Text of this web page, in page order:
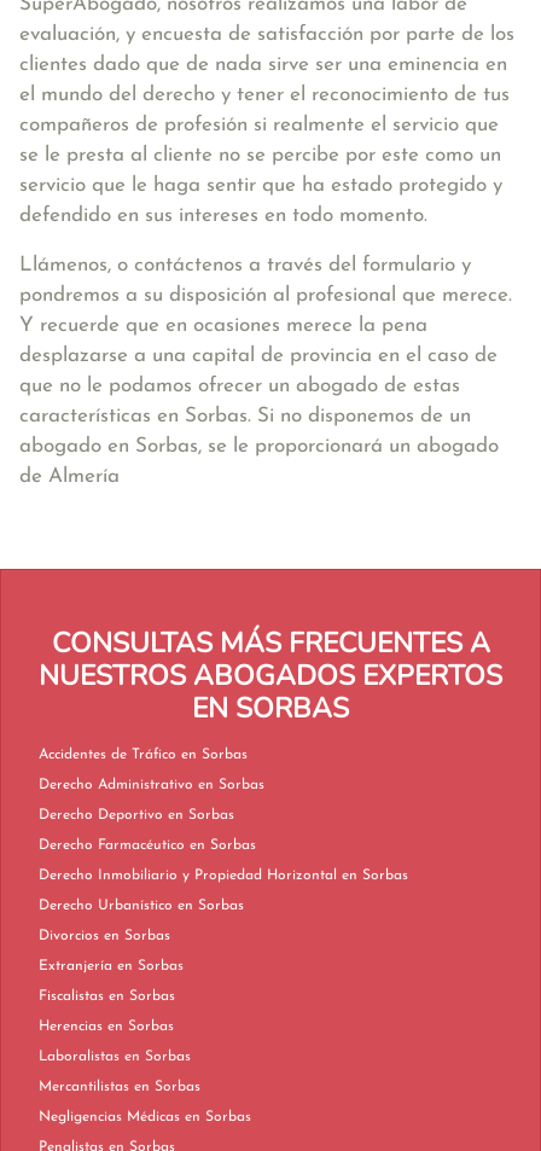
SuperAbogado, nosotros realizamos una labor de
evaluación, y encuesta de satisfacción por parte de los
clientes dado que de nada sirve ser una eminencia en
el mundo del derecho y tener el reconocimiento de tus
compañeros de profesión si realmente el servicio que
se le presta al cliente no se percibe por este como un
servicio que le haga sentir que ha estado protegido y
defendido en sus intereses en todo momento.
Llámenos, o contáctenos a través del formulario y
pondremos a su disposición al profesional que merece.
Y recuerde que en ocasiones merece la pena
desplazarse a una capital de provincia en el caso de
que no le podamos ofrecer un abogado de estas
características en Sorbas. Si no disponemos de un
abogado en Sorbas, se le proporcionará un abogado
de Almería
CONSULTAS MÁS FRECUENTES A
NUESTROS ABOGADOS EXPERTOS
EN SORBAS
Accidentes de Tráfico en Sorbas
Derecho Administrativo en Sorbas
Derecho Deportivo en Sorbas
Derecho Farmacéutico en Sorbas
Derecho Inmobiliario y Propiedad Horizontal en Sorbas
Derecho Urbanístico en Sorbas
Divorcios en Sorbas
Extranjería en Sorbas
Fiscalistas en Sorbas
Herencias en Sorbas
Laboralistas en Sorbas
Mercantilistas en Sorbas
Negligencias Médicas en Sorbas
Penalistas en Sorbas